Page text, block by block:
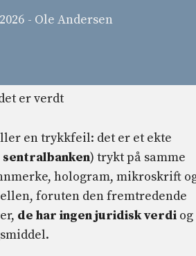
- Ole Andersen
en trykkfeil: det er et ekte
) trykt på samme
hologram, mikroskrift
foruten den fremtredende
de har ingen juridisk verdi og